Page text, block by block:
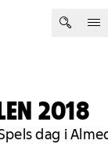
2018
dag i